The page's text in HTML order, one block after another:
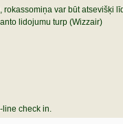
var būt atsevišķi
lidojumu turp (Wizzair)
line check in.